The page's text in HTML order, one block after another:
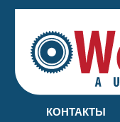
КОНТАКТЫ